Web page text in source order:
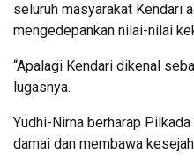
seluruh masyarakat Kendari
mengedepankan nilai-nilai
“Apalagi Kendari dikenal
lugasnya.
Yudhi-Nirna berharap
damai dan membawa